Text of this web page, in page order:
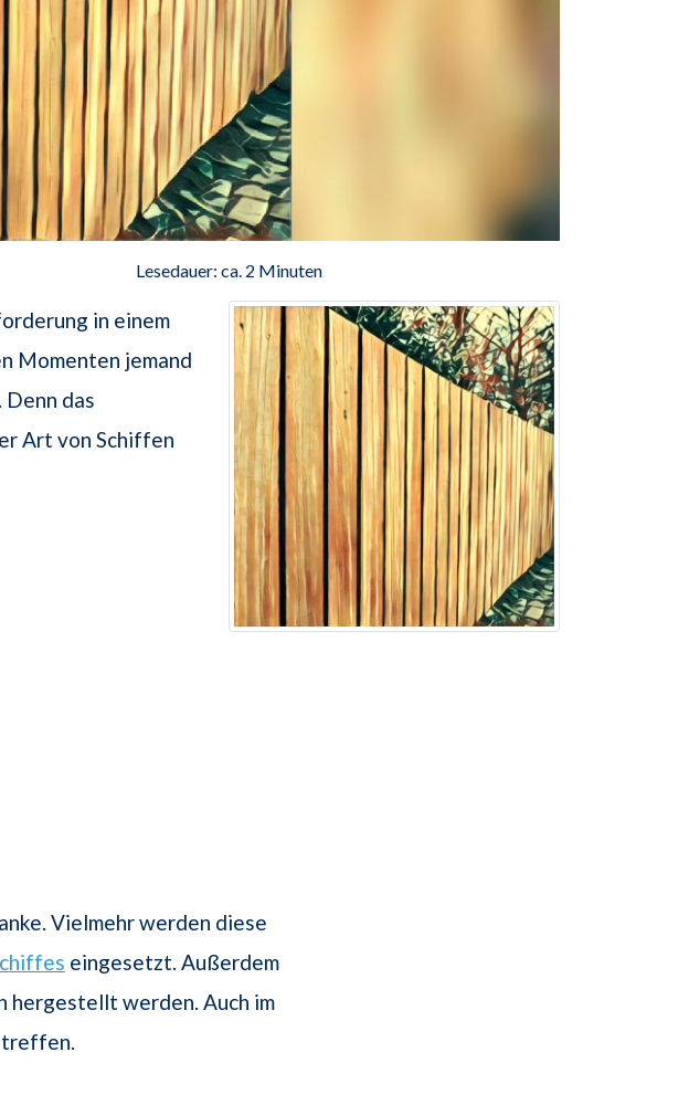
Lesedauer: ca. 2 Minuten
in einem
Momenten jemand
das
Art von Schiffen
Vielmehr werden diese
eingesetzt. Außerdem
hergestellt werden. Auch im
treffen.